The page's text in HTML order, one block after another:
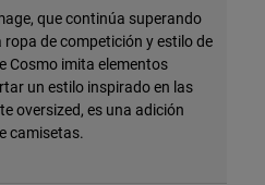
que continúa superando
de competición y estilo de
Cosmo imita elementos
un estilo inspirado en las
oversized, es una adición
camisetas.